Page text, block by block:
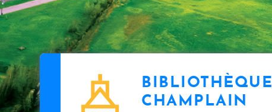
BIBLIOTHÈQUE
CHAMPLAIN